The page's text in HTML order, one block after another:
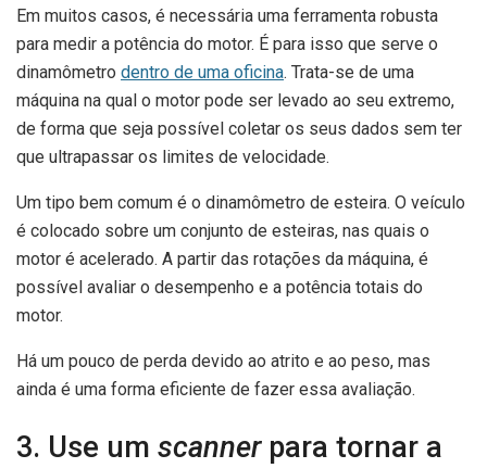
Em muitos casos, é necessária uma ferramenta robusta
para medir a potência do motor. É para isso que serve o
dinamômetro dentro de uma oficina. Trata-se de uma
máquina na qual o motor pode ser levado ao seu extremo,
de forma que seja possível coletar os seus dados sem ter
que ultrapassar os limites de velocidade.
Um tipo bem comum é o dinamômetro de esteira. O veículo
é colocado sobre um conjunto de esteiras, nas quais o
motor é acelerado. A partir das rotações da máquina, é
possível avaliar o desempenho e a potência totais do
motor.
Há um pouco de perda devido ao atrito e ao peso, mas
ainda é uma forma eficiente de fazer essa avaliação.
3. Use um scannerpara tornar a